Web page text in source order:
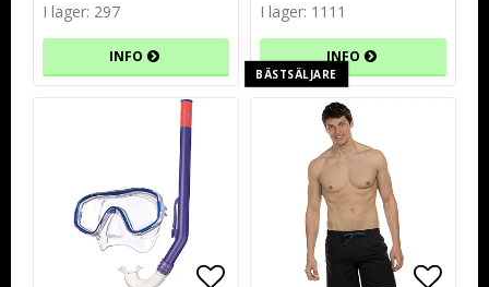
I lager: 297
INFO
I lager: 1111
INFO
BÄSTSÄLJARE